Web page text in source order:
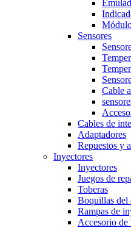
Sensores
Cable
Cables de
Adaptadores
Repuestos y
Inyectores
Inyectores
Juegos de
Toberas
Boquillas del
Rampas de
Accesorio de